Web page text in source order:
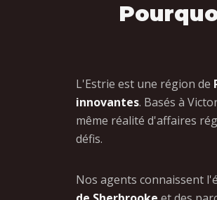
L'Estrie est une région de
innovantes. Basés à
même réalité d'affaires
défis.
Nos agents connaissent